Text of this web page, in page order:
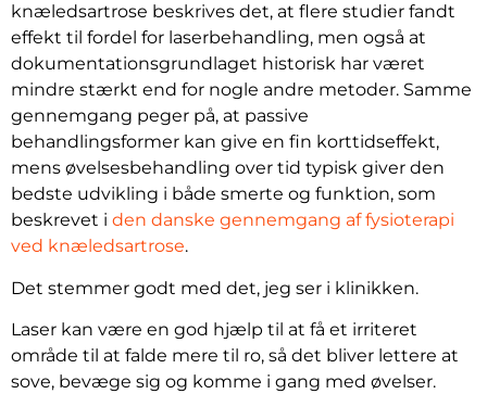
knæledsartrose beskrives det, at flere studier fandt
effekt til fordel for laserbehandling, men også at
dokumentationsgrundlaget historisk har været
mindre stærkt end for nogle andre metoder. Samme
gennemgang peger på, at passive
behandlingsformer kan give en fin korttidseffekt,
mens øvelsesbehandling over tid typisk giver den
bedste udvikling i både smerte og funktion, som
beskrevet i den danske gennemgang af fysioterapi
ved knæledsartrose.
Det stemmer godt med det, jeg ser i klinikken.
Laser kan være en god hjælp til at få et irriteret
område til at falde mere til ro, så det bliver lettere at
sove, bevæge sig og komme i gang med øvelser.